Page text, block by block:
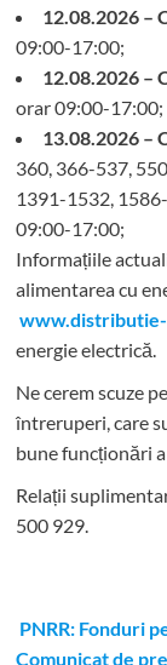
12.08.2026 –
09:00-17:00;
12.08.2026 –
orar 09:00-17:00;
13.08.2026 –
360, 366-537,
1391-1532,
09:00-17:00;
Informațiile
alimentarea cu
energie electrică.
Ne cerem scuze
întreruperi, care
bune funcționări
Relații
500 929.
PNRR: Fonduri
Comunicat de